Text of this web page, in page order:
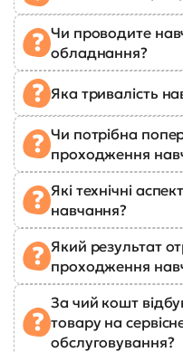
Чи проводите
обладнання?
Яка тривалість
Чи потрібна
проходження
Які технічні
навчання?
Який результат
проходження
За чий кошт
товару на
обслуговування?